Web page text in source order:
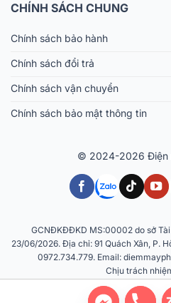
CHÍNH SÁCH CHUNG
Chính sách bảo hành
Chính sách đổi trả
Chính sách vận chuyển
Chính sách bảo mật thông tin
© 2024-2026 Điện
GCNĐKĐĐKD MS:00002 do sở
23/06/2026. Địa chỉ: 91 Quách Xân, P.
0972.734.779. Email:
Chịu trách